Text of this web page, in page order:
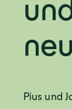
Pius und